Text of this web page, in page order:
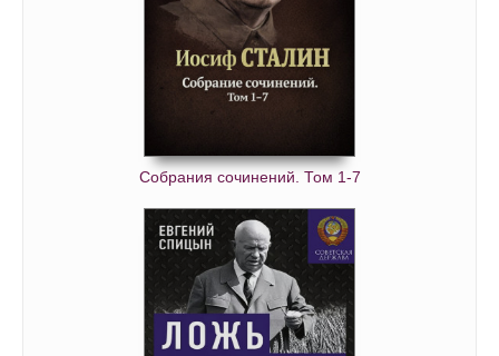
Собрания сочинений. Том 1-7